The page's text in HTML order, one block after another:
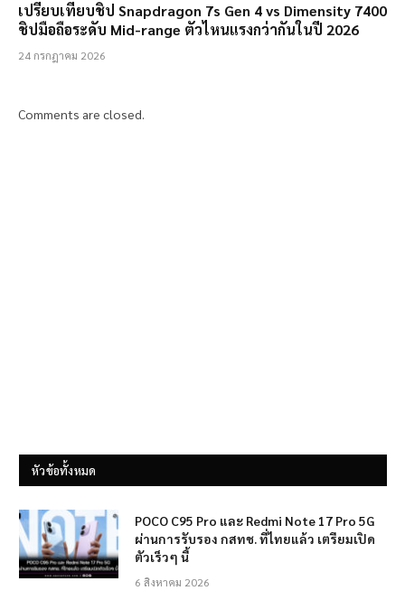
เปรียบเทียบชิป Snapdragon 7s Gen 4 vs Dimensity 7400
ชิปมือถือระดับ Mid-range ตัวไหนแรงกว่ากันในปี 2026
24 กรกฎาคม 2026
Comments are closed.
หัวข้อทั้งหมด
POCO C95 Pro และ Redmi Note 17 Pro 5G
ผ่านการรับรอง กสทช. ที่ไทยแล้ว เตรียมเปิด
ตัวเร็วๆ นี้
6 สิงหาคม 2026